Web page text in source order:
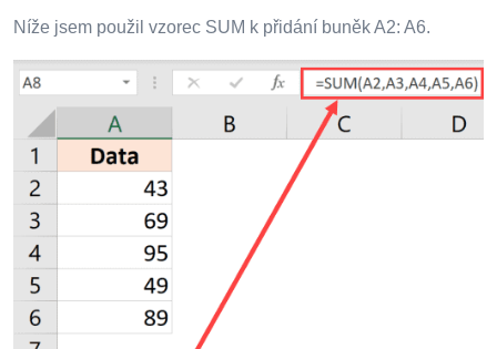
Níže jsem použil vzorec SUM k přidání buněk A2: A6.